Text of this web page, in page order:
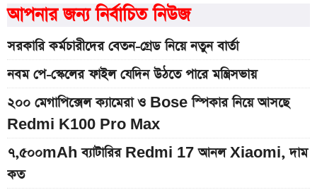
আপনার জন্য নির্বাচিত নিউজ
সরকারি কর্মচারীদের বেতন-গ্রেড নিয়ে নতুন বার্তা
নবম পে-স্কেলের ফাইল যেদিন উঠতে পারে মন্ত্রিসভায়
২০০ মেগাপিক্সেল ক্যামেরা ও Bose স্পিকার নিয়ে আসছে
Redmi K100 Pro Max
৭,৫০০mAh ব্যাটারির Redmi 17 আনল Xiaomi, দাম
কত